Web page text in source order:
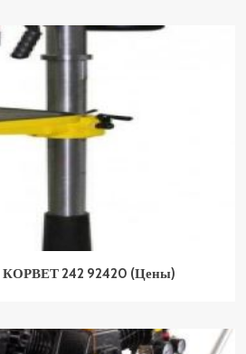
КОРВЕТ 242 92420 (Цены)